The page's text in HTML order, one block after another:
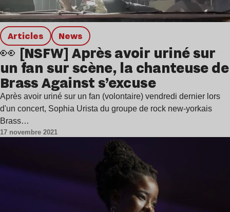
Articles news
👀 [NSFW] Après avoir uriné sur
un fan sur scène, la chanteuse de
Brass Against s’excuse
Après avoir uriné sur un fan (volontaire) vendredi dernier lors
d'un concert, Sophia Urista du groupe de rock new-yorkais
Brass…
17 novembre 2021